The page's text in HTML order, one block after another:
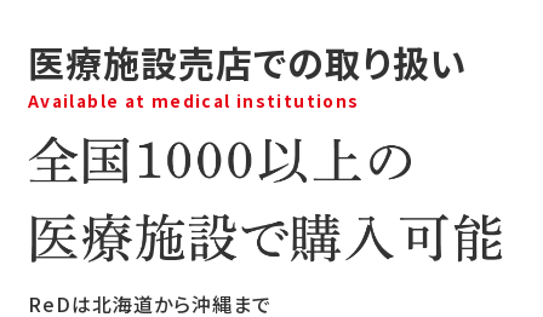
医療施設売店での取り扱い
Available at medical institutions
ReDは北海道から沖縄まで